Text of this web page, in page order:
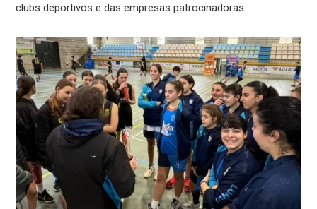
clubs deportivos e das empresas patrocinadoras.